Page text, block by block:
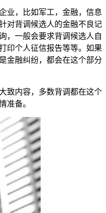
业，比如军工，金融，信息
对背调候选人的金融不良记
，一般会要求背调候选人自
印个人征信报告等等。如果
金融纠纷，都会在这个部分
致内容，多数背调都在这个
准备。